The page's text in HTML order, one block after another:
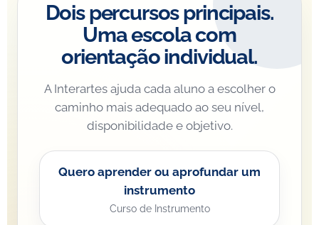
Dois percursos principais.
Uma escola com
orientação individual.
A Interartes ajuda cada aluno a escolher o
caminho mais adequado ao seu nível,
disponibilidade e objetivo.
Quero aprender ou aprofundar um
instrumento
Curso de Instrumento